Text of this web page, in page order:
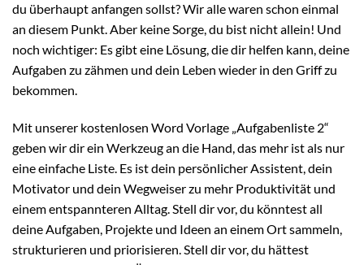
du überhaupt anfangen sollst? Wir alle waren schon einmal
an diesem Punkt. Aber keine Sorge, du bist nicht allein! Und
noch wichtiger: Es gibt eine Lösung, die dir helfen kann, deine
Aufgaben zu zähmen und dein Leben wieder in den Griff zu
bekommen.
Mit unserer kostenlosen Word Vorlage „Aufgabenliste 2“
geben wir dir ein Werkzeug an die Hand, das mehr ist als nur
eine einfache Liste. Es ist dein persönlicher Assistent, dein
Motivator und dein Wegweiser zu mehr Produktivität und
einem entspannteren Alltag. Stell dir vor, du könntest all
deine Aufgaben, Projekte und Ideen an einem Ort sammeln,
strukturieren und priorisieren. Stell dir vor, du hättest